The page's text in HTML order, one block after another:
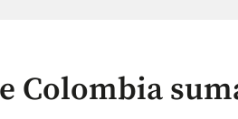
Colombia